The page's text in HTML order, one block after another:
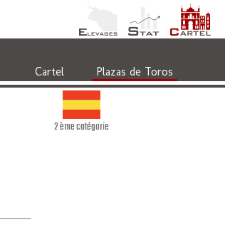
Cartel Plazas de Toros
2 ème catégorie